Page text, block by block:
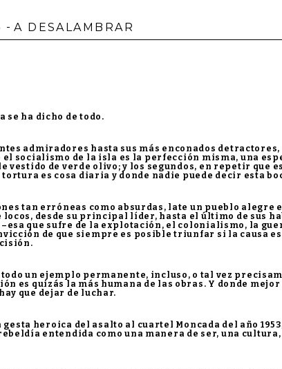
- A DESALAMBRAR
se ha dicho de todo.
admiradores hasta sus más enconados
socialismo de la isla es la perfección misma, una
vestido de verde olivo; y los segundos, en repetir que
es cosa diaria y donde nadie puede decir esta
tan erróneas como absurdas, late un pueblo alegre
locos, desde su principal líder, hasta el último de sus
que sufre de la explotación, el colonialismo, la
de que siempre es posible triunfar si la causa
todo un ejemplo permanente, incluso, o tal vez
es quizás la más humana de las obras. Y donde
que dejar de luchar.
gesta heroica del asalto al cuartel Moncada del año
entendida como una manera de ser, una